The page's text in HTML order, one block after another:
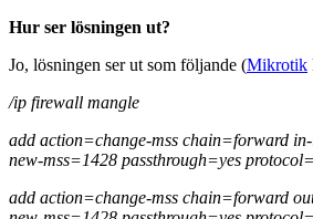
Hur ser lösningen ut?
Jo, lösningen ser ut som följande (Mikrotik
/ip firewall mangle
add action=change-mss chain=forward
new-mss=1428 passthrough=yes
add action=change-mss chain=forward